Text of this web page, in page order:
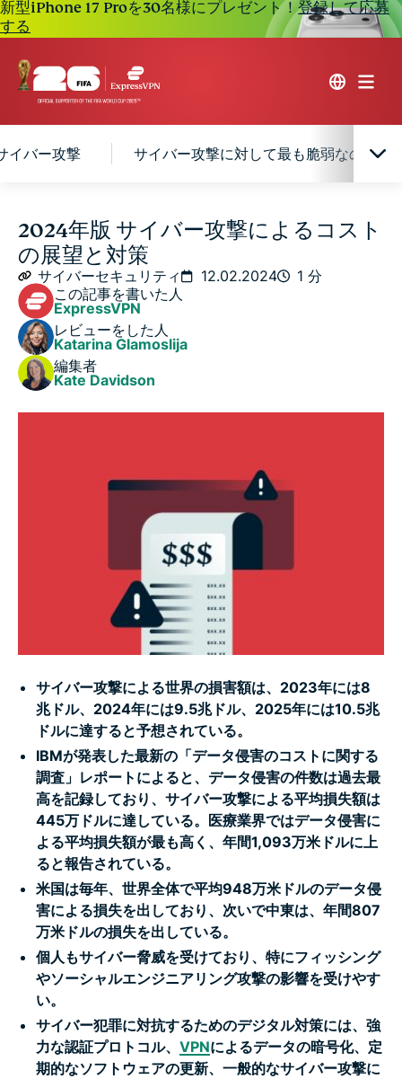
新型iPhone 17 Proを30名様にプレゼント！登録して応募
する
イバー攻撃 サイバー攻撃に対して最も脆弱なのは？
今後、私たちはサイバー攻撃によってどれだけの損害
を被る可能性があるのか
進化するサイバー攻撃の状況
一般的な6種類のサイバー攻撃
サイバー攻撃に対して最も脆弱なのは？
サイバー攻撃から身を守るためにできること
よくある質問 (FAQ)：サイバー攻撃について
2024年版 サイバー攻撃によるコスト
の展望と対策
サイバーセキュリティ 12.02.2024
1 分
この記事を書いた人
ExpressVPN
レビューをした人
Katarina Glamoslija
編集者
Kate Davidson
サイバー攻撃による世界の損害額は、2023年には8
兆ドル、2024年には9.5兆ドル、2025年には10.5兆
ドルに達すると予想されている。
IBMが発表した最新の「データ侵害のコストに関する
調査」レポートによると、データ侵害の件数は過去最
高を記録しており、サイバー攻撃による平均損失額は
445万ドルに達している。医療業界ではデータ侵害に
よる平均損失額が最も高く、年間1,093万米ドルに上
ると報告されている。
米国は毎年、世界全体で平均948万米ドルのデータ侵
害による損失を出しており、次いで中東は、年間807
万米ドルの損失を出している。
個人もサイバー脅威を受けており、特にフィッシング
やソーシャルエンジニアリング攻撃の影響を受けやす
い。
サイバー犯罪に対抗するためのデジタル対策には、強
力な認証プロトコル、 VPNによるデータの暗号化、定
期的なソフトウェアの更新、一般的なサイバー攻撃に